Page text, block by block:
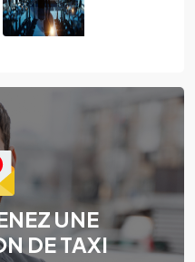
UNE
DE TAXI